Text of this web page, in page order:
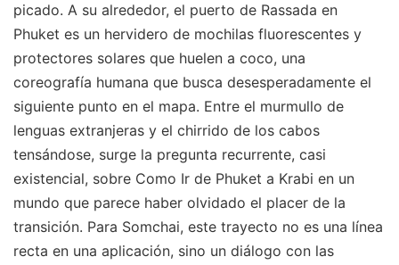
picado. A su alrededor, el puerto de Rassada en
Phuket es un hervidero de mochilas fluorescentes y
protectores solares que huelen a coco, una
coreografía humana que busca desesperadamente el
siguiente punto en el mapa. Entre el murmullo de
lenguas extranjeras y el chirrido de los cabos
tensándose, surge la pregunta recurrente, casi
existencial, sobre Como Ir de Phuket a Krabi en un
mundo que parece haber olvidado el placer de la
transición. Para Somchai, este trayecto no es una línea
recta en una aplicación, sino un diálogo con las